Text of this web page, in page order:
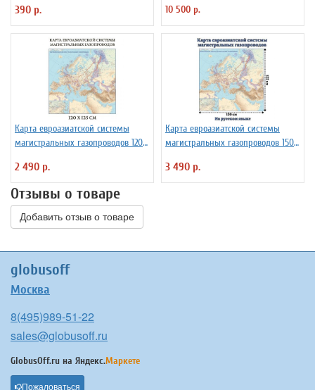
390 р.
10 500 р.
Карта евроазиатской системы
магистральных газопроводов 120 х
2 490 р.
Карта евроазиатской системы
магистральных газопроводов 150
3 490 р.
Отзывы о товаре
Добавить отзыв о товаре
globusoff
Москва
8(495)989-51-22
sales@globusoff.ru
GlobusOff.ru на Яндекс.Маркете
Пожаловаться